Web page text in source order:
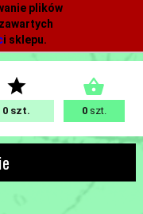
plików
i sklepu.
0 0 szt.